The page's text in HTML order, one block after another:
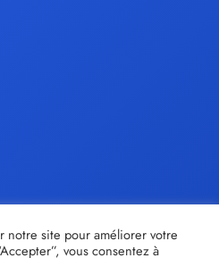
notre site pour améliorer votre
vous consentez à